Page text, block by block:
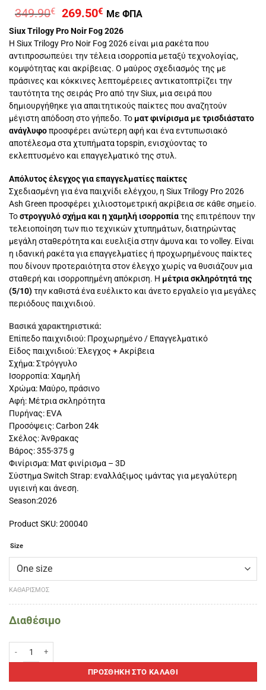
349.90€
Original
price
was:
349.90€.
269.50€ Η
τιμή
είναι:
269.50€.
Με ΦΠΑ
Siux Trilogy Pro Noir Fog 2026
Η Siux Trilogy Pro Noir Fog 2026 είναι μια ρακέτα που
αντιπροσωπεύει την τέλεια ισορροπία μεταξύ τεχνολογίας,
κομψότητας και ακρίβειας. Ο μαύρος σχεδιασμός της με
πράσινες και κόκκινες λεπτομέρειες αντικατοπτρίζει την
ταυτότητα της σειράς Pro από την Siux, μια σειρά που
δημιουργήθηκε για απαιτητικούς παίκτες που αναζητούν
μέγιστη απόδοση στο γήπεδο. Το ματ φινίρισμα με τρισδιάστατο
ανάγλυφοπροσφέρει ανώτερη αφή και ένα εντυπωσιακό
αποτέλεσμα στα χτυπήματα topspin, ενισχύοντας το
εκλεπτυσμένο και επαγγελματικό της στυλ.
Απόλυτος έλεγχος για επαγγελματίες παίκτες
Σχεδιασμένη για ένα παιχνίδι ελέγχου, η Siux Trilogy Pro 2026
Ash Green προσφέρει χιλιοστομετρική ακρίβεια σε κάθε σημείο.
Τοστρογγυλό σχήμα και η χαμηλή ισορροπίατης επιτρέπουν την
τελειοποίηση των πιο τεχνικών χτυπημάτων, διατηρώντας
μεγάλη σταθερότητα και ευελιξία στην άμυνα και το volley. Είναι
η ιδανική ρακέτα για επαγγελματίες ή προχωρημένους παίκτες
που δίνουν προτεραιότητα στον έλεγχο χωρίς να θυσιάζουν μια
σταθερή και ισορροπημένη απόκριση. Η μέτρια σκληρότητά της
(5/10)την καθιστά ένα ευέλικτο και άνετο εργαλείο για μεγάλες
περιόδους παιχνιδιού.
Βασικά χαρακτηριστικά:
Επίπεδο παιχνιδιού: Προχωρημένο / Επαγγελματικό
Είδος παιχνιδιού: Έλεγχος + Ακρίβεια
Σχήμα: Στρόγγυλο
Ισορροπία: Χαμηλή
Χρώμα: Μαύρο, πράσινο
Αφή: Μέτρια σκληρότητα
Πυρήνας: EVA
Προσόψεις: Carbon 24k
Σκέλος: Άνθρακας
Βάρος: 355-375 g
Φινίρισμα: Ματ φινίρισμα – 3D
Σύστημα Switch Strap: εναλλάξιμος ιμάντας για μεγαλύτερη
υγιεινή και άνεση.
Season:2026
Product SKU: 200040
Size
ΚΑΘΑΡΙΣΜΌΣ
Διαθέσιμο
ΠΡΟΣΘΉΚΗ ΣΤΟ ΚΑΛΆΘΙ